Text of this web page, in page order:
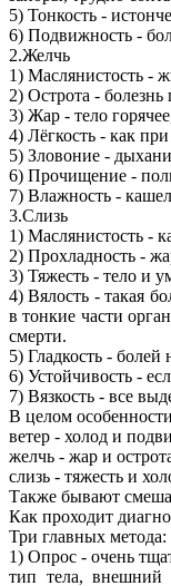
5) Тонкость -
6) Подвижность -
2.Желчь
1) Маслянистость -
2) Острота -
3) Жар - тело
4) Лёгкость - как
5) Зловоние -
6) Прочищение -
7) Влажность -
3.Слизь
1) Маслянистость -
2) Прохладность -
3) Тяжесть - тело и
4) Вялость - такая
в тонкие части
смерти.
5) Гладкость - болей
6) Устойчивость -
7) Вязкость - все
В целом
ветер - холод и
желчь - жар и
слизь - тяжесть и
Также бывают
Как проходит
Три главных метода:
1) Опрос - очень
тип тела, внешний